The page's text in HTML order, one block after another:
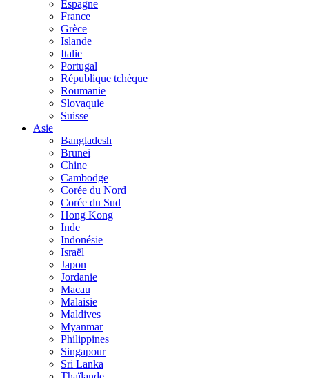
Espagne
France
Grèce
Islande
Italie
Portugal
République tchèque
Roumanie
Slovaquie
Suisse
Asie
Bangladesh
Brunei
Chine
Cambodge
Corée du Nord
Corée du Sud
Hong Kong
Inde
Indonésie
Israël
Japon
Jordanie
Macau
Malaisie
Maldives
Myanmar
Philippines
Singapour
Sri Lanka